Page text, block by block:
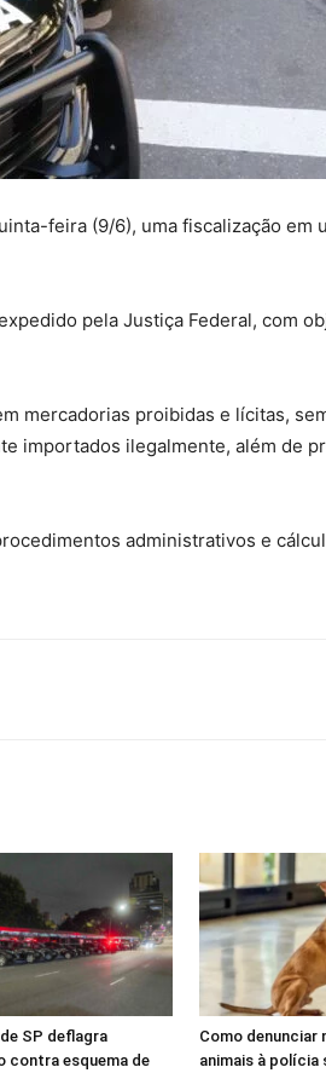
feira (9/6), uma fiscalização em
pela Justiça Federal, com
mercadorias proibidas e lícitas,
importados ilegalmente, além de
administrativos e
SP deflagra
contra esquema de
Como denunciar
animais à polícia